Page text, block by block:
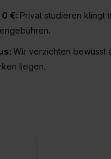
€: Privat studieren klingt
Wir verzichten bewusst
liegen.